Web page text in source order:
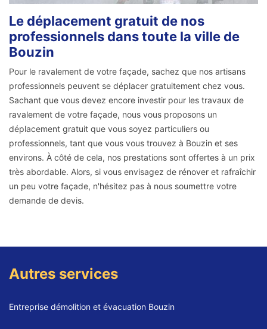
Le déplacement gratuit de nos
professionnels dans toute la ville de
Bouzin
Pour le ravalement de votre façade, sachez que nos artisans
professionnels peuvent se déplacer gratuitement chez vous.
Sachant que vous devez encore investir pour les travaux de
ravalement de votre façade, nous vous proposons un
déplacement gratuit que vous soyez particuliers ou
professionnels, tant que vous vous trouvez à Bouzin et ses
environs. À côté de cela, nos prestations sont offertes à un prix
très abordable. Alors, si vous envisagez de rénover et rafraîchir
un peu votre façade, n'hésitez pas à nous soumettre votre
demande de devis.
Autres services
Entreprise démolition et évacuation Bouzin